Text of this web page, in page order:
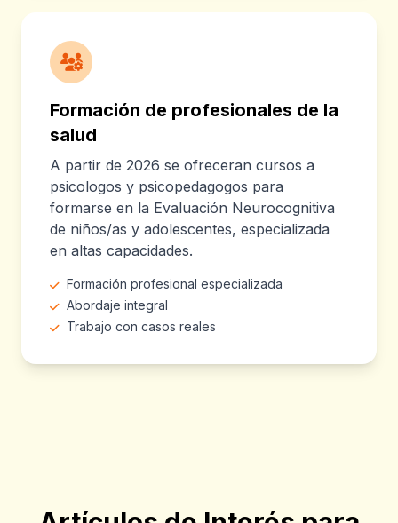
Formación de profesionales de la
salud
A partir de 2026 se ofreceran cursos a
psicologos y psicopedagogos para
formarse en la Evaluación Neurocognitiva
de niños/as y adolescentes, especializada
en altas capacidades.
Formación profesional especializada
Abordaje integral
Trabajo con casos reales